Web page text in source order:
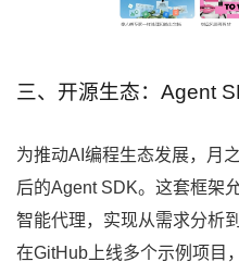
三、开源生态：Agent
为推动AI编程生态发展，月
后的Agent SDK。这套框架
智能代理，实现从需求分析
在GitHub上线多个示例项目